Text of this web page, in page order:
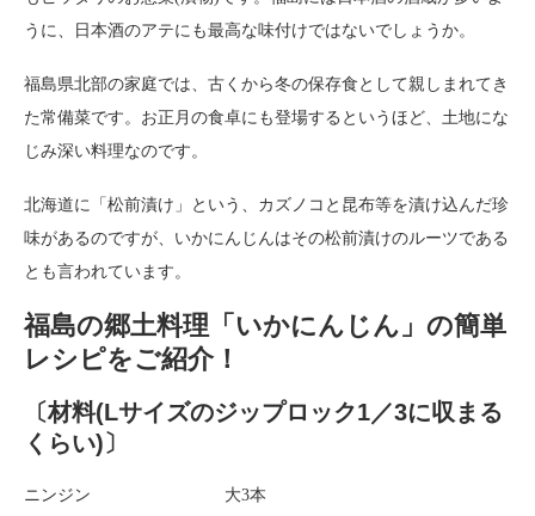
うに、日本酒のアテにも最高な味付けではないでしょうか。
福島県北部の家庭では、古くから冬の保存食として親しまれてき
た常備菜です。お正月の食卓にも登場するというほど、土地にな
じみ深い料理なのです。
北海道に「松前漬け」という、カズノコと昆布等を漬け込んだ珍
味があるのですが、いかにんじんはその松前漬けのルーツである
とも言われています。
福島の郷土料理「いかにんじん」の簡単
レシピをご紹介！
〔材料(Lサイズのジップロック1／3に収まる
くらい)〕
ニンジン 大3本